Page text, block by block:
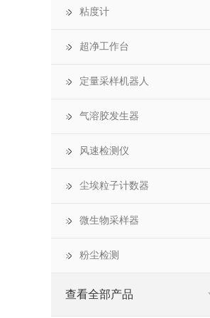
粘度计
超净工作台
定量采样机器人
气溶胶发生器
风速检测仪
尘埃粒子计数器
微生物采样器
粉尘检测
查看全部产品